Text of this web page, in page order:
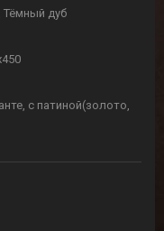
Тёмный дуб
с патиной(золото,